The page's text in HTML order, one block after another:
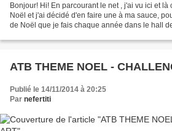
Bonjour! Hi! En parcourant le net , j'ai vu ici et
Noël et j'ai décidé d'en faire une à ma sauce,
de Noël que je fais chaque année dans le hall
ATB THEME NOEL -
Publié le 14/11/2014 à 20:25
Par nefertiti